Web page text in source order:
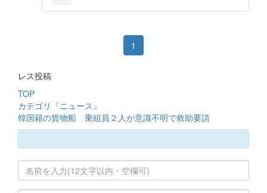
1
レス投稿
TOP
カテゴリ『ニュース』
韓国籍の貨物船 乗組員２人が意識不明で救助要請